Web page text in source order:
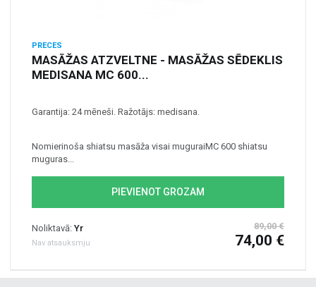
PRECES
MASĀŽAS ATZVELTNE - MASĀŽAS SĒDEKLIS
MEDISANA MC 600...
Garantija: 24 mēneši. Ražotājs: medisana.
Nomierinoša shiatsu masāža visai muguraiMC 600 shiatsu
muguras...
PIEVIENOT GROZAM
Noliktavā: Yr
Nav atsauksmju
89,00 €
74,00 €